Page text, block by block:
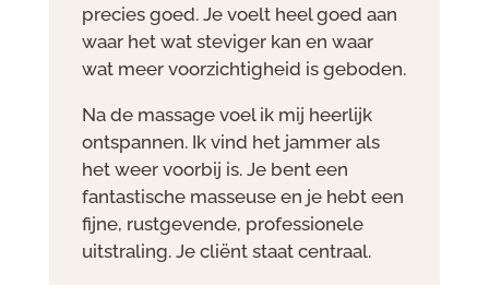
precies goed. Je voelt heel goed aan
waar het wat steviger kan en waar
wat meer voorzichtigheid is geboden.
Na de massage voel ik mij heerlijk
ontspannen. Ik vind het jammer als
het weer voorbij is. Je bent een
fantastische masseuse en je hebt een
fijne, rustgevende, professionele
uitstraling. Je cliënt staat centraal.